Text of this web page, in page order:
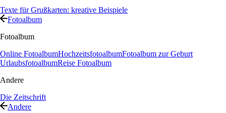
Texte für Grußkarten: kreative Beispiele
Fotoalbum
Fotoalbum
Online FotoalbumHochzeitsfotoalbumFotoalbum zur Geburt
UrlaubsfotoalbumReise Fotoalbum
Andere
Die Zeitschrift
Andere